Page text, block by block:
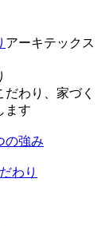
アーキテックス
わり、家づく
ます
の強み
わり